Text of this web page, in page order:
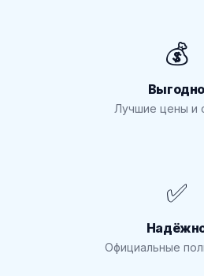
💰
Выгодно
Лучшие цены и
✅
Официальные